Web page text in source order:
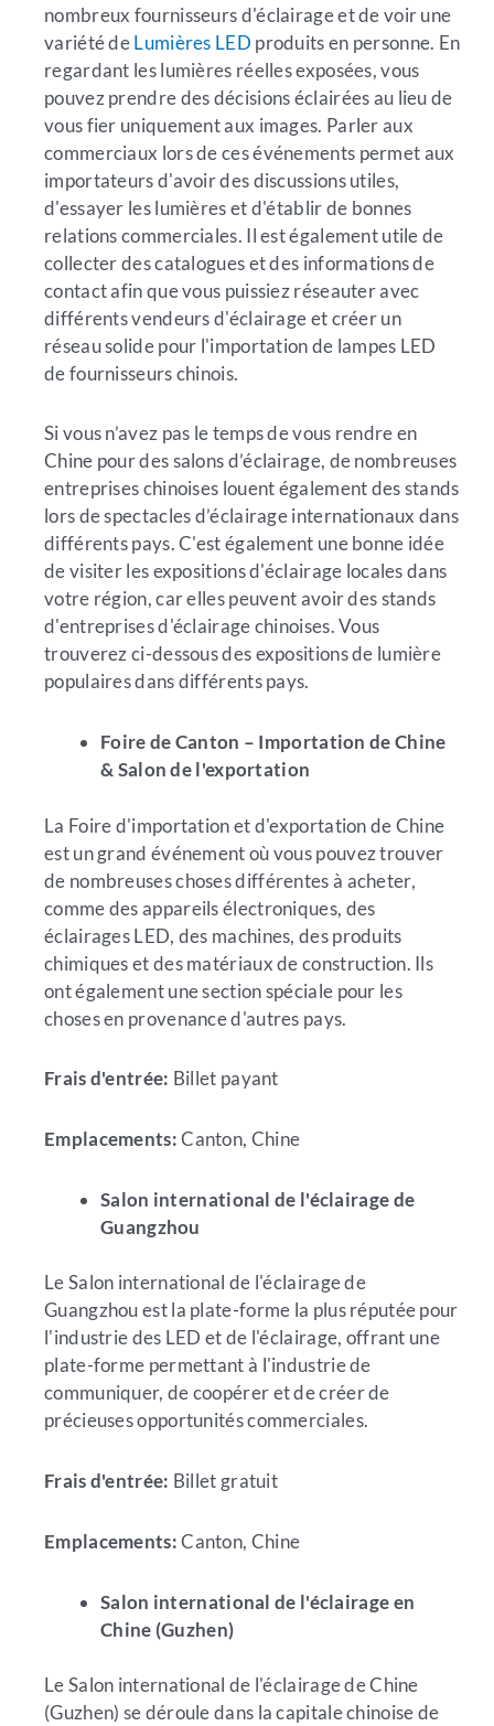
nombreux fournisseurs d'éclairage et de voir une
variété deLumières LED produits en personne. En
regardant les lumières réelles exposées, vous
pouvez prendre des décisions éclairées au lieu de
vous fier uniquement aux images. Parler aux
commerciaux lors de ces événements permet aux
importateurs d'avoir des discussions utiles,
d'essayer les lumières et d'établir de bonnes
relations commerciales. Il est également utile de
collecter des catalogues et des informations de
contact afin que vous puissiez réseauter avec
différents vendeurs d'éclairage et créer un
réseau solide pour l'importation de lampes LED
de fournisseurs chinois.
Si vous n’avez pas le temps de vous rendre en
Chine pour des salons d’éclairage, de nombreuses
entreprises chinoises louent également des stands
lors de spectacles d’éclairage internationaux dans
différents pays. C'est également une bonne idée
de visiter les expositions d'éclairage locales dans
votre région, car elles peuvent avoir des stands
d'entreprises d'éclairage chinoises. Vous
trouverez ci-dessous des expositions de lumière
populaires dans différents pays.
Foire de Canton – Importation de Chine
& Salon de l'exportation
La Foire d'importation et d'exportation de Chine
est un grand événement où vous pouvez trouver
de nombreuses choses différentes à acheter,
comme des appareils électroniques, des
éclairages LED, des machines, des produits
chimiques et des matériaux de construction. Ils
ont également une section spéciale pour les
choses en provenance d'autres pays.
Frais d'entrée: Billet payant
Emplacements:Canton, Chine
Salon international de l'éclairage de
Guangzhou
Le Salon international de l'éclairage de
Guangzhou est la plate-forme la plus réputée pour
l'industrie des LED et de l'éclairage, offrant une
plate-forme permettant à l'industrie de
communiquer, de coopérer et de créer de
précieuses opportunités commerciales.
Frais d'entrée: Billet gratuit
Emplacements:Canton, Chine
Salon international de l'éclairage en
Chine (Guzhen)
Le Salon international de l'éclairage de Chine
(Guzhen) se déroule dans la capitale chinoise de